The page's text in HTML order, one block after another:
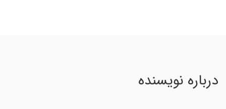
درباره نویسنده